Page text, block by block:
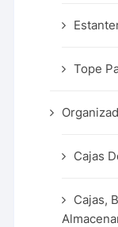
Tope
Cajas
Cajas,